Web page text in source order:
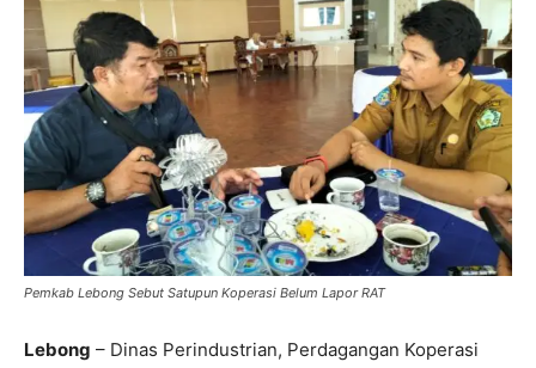
Pemkab Lebong Sebut Satupun Koperasi Belum Lapor RAT
Lebong – Dinas Perindustrian, Perdagangan Koperasi